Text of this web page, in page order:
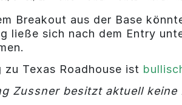
Breakout aus der Base
ließe sich nach dem Entry
zu Texas Roadhouse ist
Zussner besitzt aktuell keine